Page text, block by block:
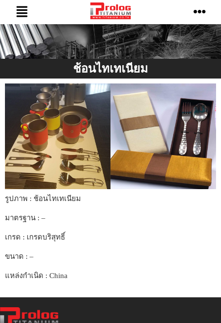
ช้อนไทเทเนียม
รูปภาพ : ช้อนไทเทเนียม
มาตรฐาน : –
เกรด : เกรดบริสุทธิ์
ขนาด : –
แหล่งกำเนิด : China